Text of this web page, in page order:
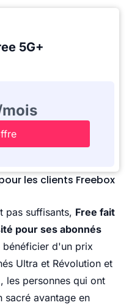
5G+
les clients Freebox
pas suffisants, Free fait
pour ses abonnés
bénéficier d'un prix
Ultra et Révolution et
les personnes qui ont
sacré avantage en